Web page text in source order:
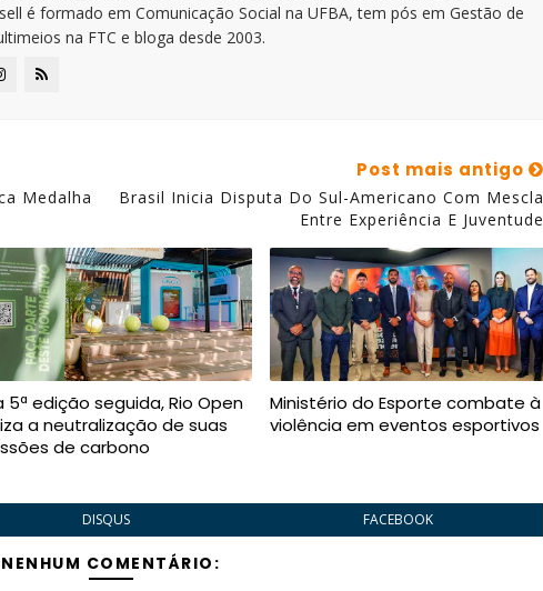
é formado em Comunicação Social na UFBA, tem pós em Gestão de
na FTC e bloga desde 2003.
Medalha
Post mais antigo
Brasil Inicia Disputa Do Sul-Americano Com Mescla
Entre Experiência E Juventude
5ª edição seguida, Rio Open
a neutralização de suas
de carbono
Ministério do Esporte combate à
violência em eventos esportivos
DISQUS FACEBOOK
NENHUM COMENTÁRIO: